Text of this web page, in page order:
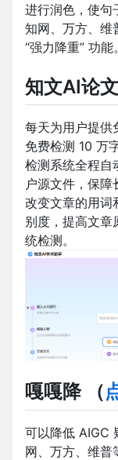
进行润色，使句
知网、万方、维
“强力降重” 功能。
知文AI论
每天为用户提供
免费检测 10 万
检测系统全程自
户源文件，保障
改变文章的用词
别度，提高文章
统检测。
嘎嘎降（
可以降低 AIGC
网、万方、维普